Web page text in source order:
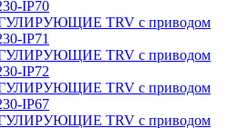
IP70
TRV с приводом
IP71
TRV с приводом
IP72
TRV с приводом
IP67
TRV с приводом